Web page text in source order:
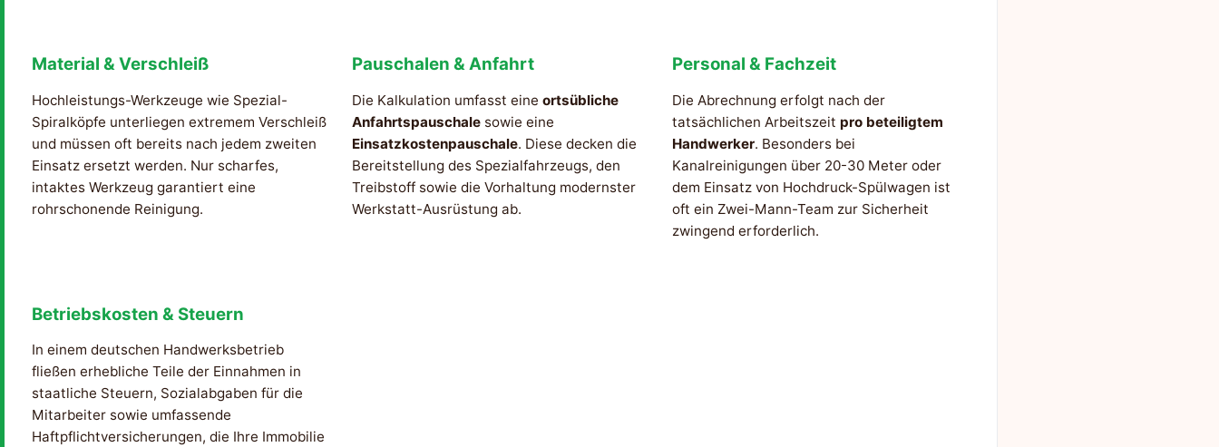
Material & Verschleiß
Hochleistungs-Werkzeuge wie Spezial-
Spiralköpfe unterliegen extremem Verschleiß
und müssen oft bereits nach jedem zweiten
Einsatz ersetzt werden. Nur scharfes,
intaktes Werkzeug garantiert eine
rohrschonende Reinigung.
Pauschalen & Anfahrt
Die Kalkulation umfasst eine ortsübliche
Anfahrtspauschale sowie eine
Einsatzkostenpauschale. Diese decken die
Bereitstellung des Spezialfahrzeugs, den
Treibstoff sowie die Vorhaltung modernster
Werkstatt-Ausrüstung ab.
Personal & Fachzeit
Die Abrechnung erfolgt nach der
tatsächlichen Arbeitszeit pro beteiligtem
Handwerker. Besonders bei
Kanalreinigungen über 20-30 Meter oder
dem Einsatz von Hochdruck-Spülwagen ist
oft ein Zwei-Mann-Team zur Sicherheit
zwingend erforderlich.
Betriebskosten & Steuern
In einem deutschen Handwerksbetrieb
fließen erhebliche Teile der Einnahmen in
staatliche Steuern, Sozialabgaben für die
Mitarbeiter sowie umfassende
Haftpflichtversicherungen, die Ihre Immobilie